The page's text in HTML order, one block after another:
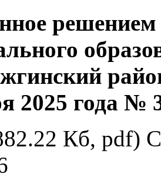
решением
2025 года №
Кб, pdf)